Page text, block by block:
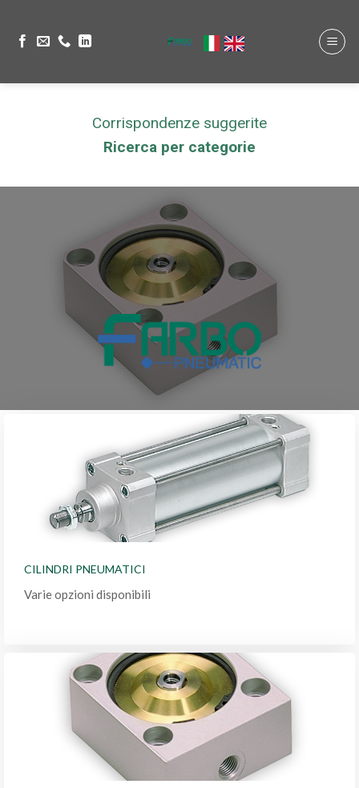
Corrispondenze suggerite
Ricerca per categorie
CILINDRI PNEUMATICI
Varie opzioni disponibili